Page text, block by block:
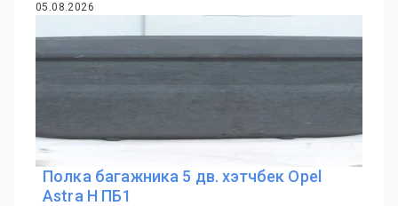
05.08.2026
Полка багажника 5 дв. хэтчбек Opel
Astra H ПБ1